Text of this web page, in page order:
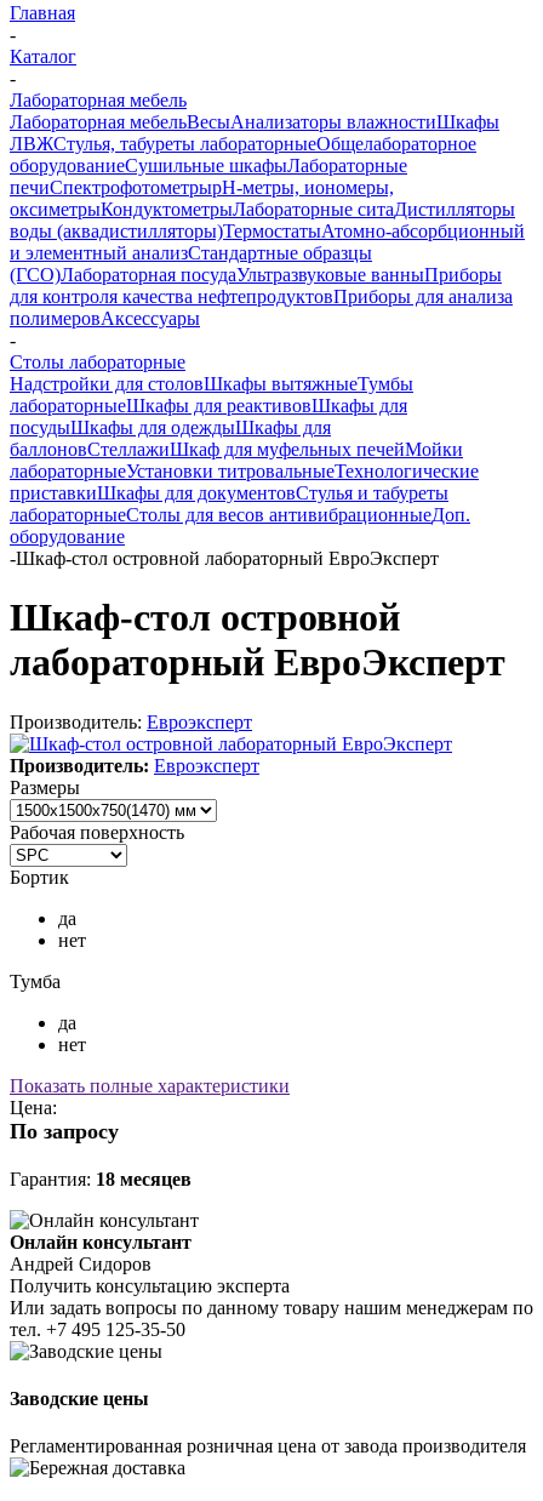
Главная
-
Каталог
-
Лабораторная мебель
Лабораторная мебельВесыАнализаторы влажностиШкафы
ЛВЖСтулья, табуреты лабораторныеОбщелабораторное
оборудованиеСушильные шкафыЛабораторные
печиСпектрофотометрыpH-метры, иономеры,
оксиметрыКондуктометрыЛабораторные ситаДистилляторы
воды (аквадистилляторы)ТермостатыАтомно-абсорбционный
и элементный анализСтандартные образцы
(ГСО)Лабораторная посудаУльтразвуковые ванныПриборы
для контроля качества нефтепродуктовПриборы для анализа
полимеровАксессуары
-
Столы лабораторные
Надстройки для столовШкафы вытяжныеТумбы
лабораторныеШкафы для реактивовШкафы для
посудыШкафы для одеждыШкафы для
баллоновСтеллажиШкаф для муфельных печейМойки
лабораторныеУстановки титровальныеТехнологические
приставкиШкафы для документовСтулья и табуреты
лабораторныеСтолы для весов антивибрационныеДоп.
оборудование
-Шкаф-стол островной лабораторный ЕвроЭксперт
Шкаф-стол островной
лабораторный ЕвроЭксперт
Производитель: Евроэксперт
Производитель: Евроэксперт
Размеры
Рабочая поверхность
Бортик
да
нет
Тумба
да
нет
Показать полные характеристики
Цена:
По запросу
Гарантия: 18 месяцев
Онлайн консультант
Андрей Сидоров
Получить консультацию эксперта
Или задать вопросы по данному товару нашим менеджерам по
тел. +7 495 125-35-50
Заводские цены
Регламентированная розничная цена от завода производителя